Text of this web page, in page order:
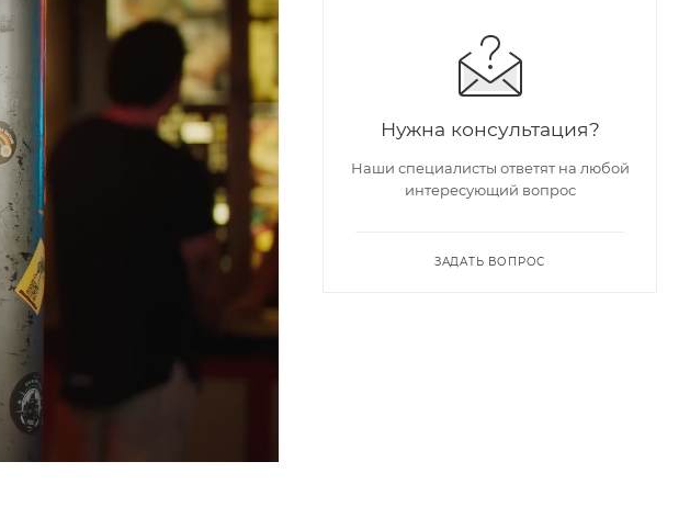
Нужна консультация?
Наши специалисты ответят на любой
интересующий вопрос
ЗАДАТЬ ВОПРОС